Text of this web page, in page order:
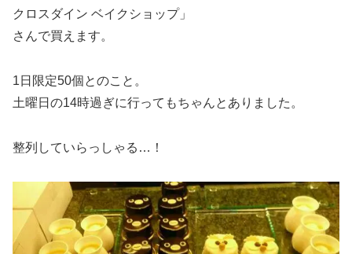
クロスダイン ベイクショップ」
さんで買えます。
1日限定50個とのこと。
土曜日の14時過ぎに行ってもちゃんとありました。
整列していらっしゃる…！